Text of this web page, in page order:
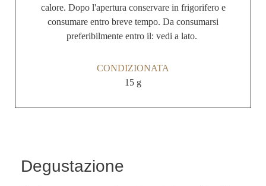
calore. Dopo l'apertura conservare in frigorifero e
consumare entro breve tempo. Da consumarsi
preferibilmente entro il: vedi a lato.
CONDIZIONATA
15 g
Degustazione